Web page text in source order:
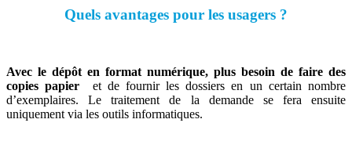
Quels avantages pour les usagers ?
Avec le dépôt en format numérique, plus besoin de faire des
copies papier et de fournir les dossiers en un certain nombre
d’exemplaires. Le traitement de la demande se fera ensuite
uniquement via les outils informatiques.